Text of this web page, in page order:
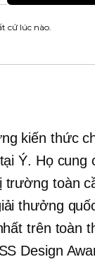
cứ lúc nào.
kiến ​​thức
Ý. Họ cung
trường toàn
thưởng
trên toàn
Design